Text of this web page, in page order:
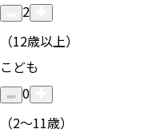
2
（12歳以上）
こども
0
（2〜11歳）